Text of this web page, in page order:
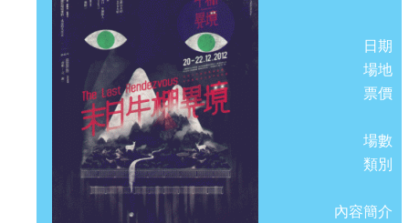
日期
場地
票價
場數
類別
內容簡介